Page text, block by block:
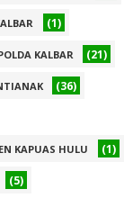
(1)
KALBAR (21)
(36)
KAPUAS HULU (1)
(5)